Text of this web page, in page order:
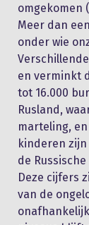
omgekomen
Meer dan
onder wie
en verminkt
tot 16.000
Rusland,
marteling,
kinderen
de
Deze cijfers
van de